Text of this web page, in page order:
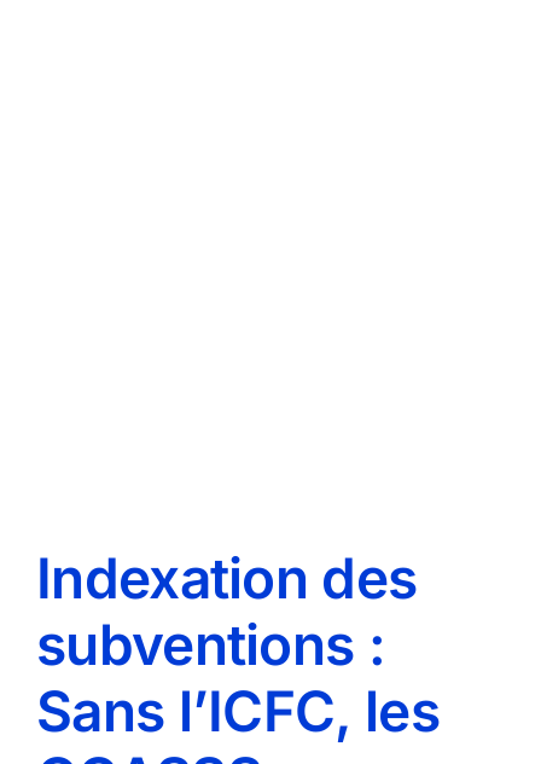
Indexation des
subventions :
Sans l’ICFC, les